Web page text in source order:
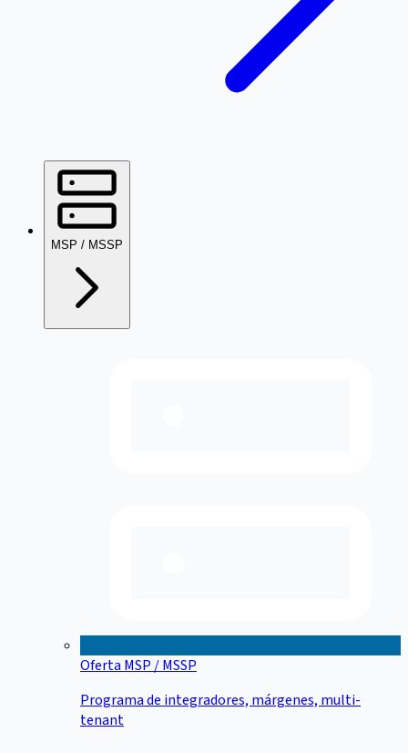
MSP / MSSP
Oferta MSP / MSSP
Programa de integradores, márgenes, multi-
tenant